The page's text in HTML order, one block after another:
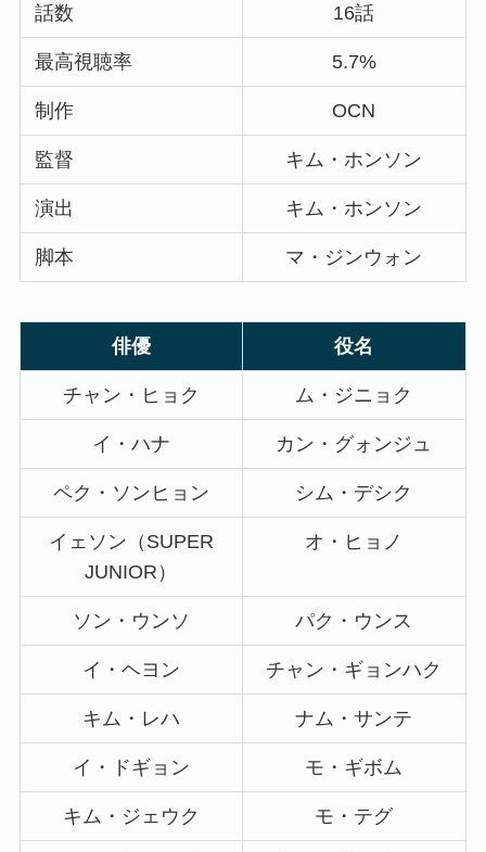
話数 16話
最高視聴率 5.7%
制作 OCN
監督 キム・ホンソン
演出 キム・ホンソン
脚本 マ・ジンウォン
俳優 役名
チャン・ヒョク ム・ジニョク
イ・ハナ カン・グォンジュ
ペク・ソンヒョン シム・デシク
イェソン（SUPER
JUNIOR）
オ・ヒョノ
ソン・ウンソ パク・ウンス
イ・ヘヨン チャン・ギョンハク
キム・レハ ナム・サンテ
イ・ドギョン モ・ギボム
キム・ジェウク モ・テグ